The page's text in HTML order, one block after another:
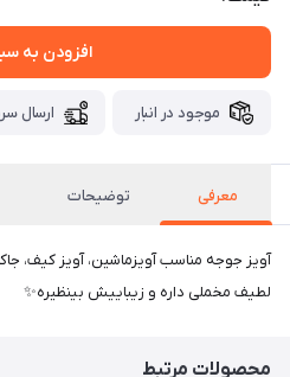
افزودن به
موجود در انبار ارسال
معرفی توضیحات
آویز جوجه مناسب آویزماشین، آویز کیف،
لطیف مخملی داره و زیباییش بینظیره✨
محصولات مرتبط